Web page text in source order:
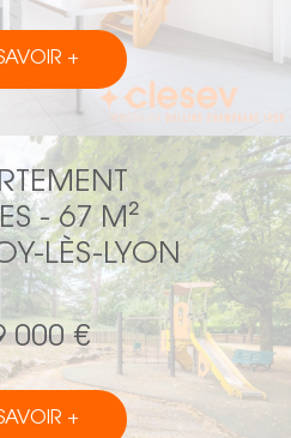
+
- 67 M²
LÈS-LYON
000 €
+